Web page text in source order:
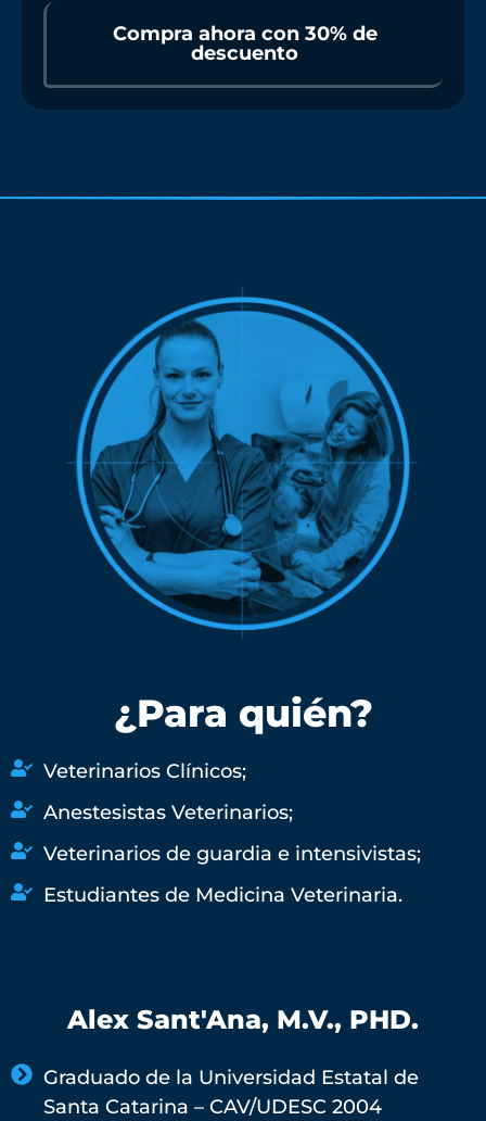
Compra ahora con 30% de
descuento
¿Para quién?
Veterinarios Clínicos;
Anestesistas Veterinarios;
Veterinarios de guardia e intensivistas;
Estudiantes de Medicina Veterinaria.
Alex Sant'Ana, M.V., PHD.
Graduado de la Universidad Estatal de
Santa Catarina – CAV/UDESC 2004​